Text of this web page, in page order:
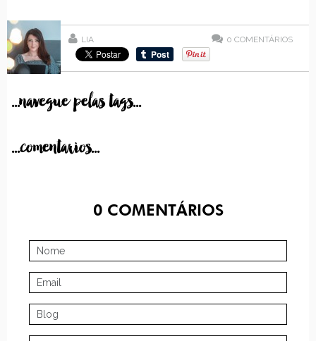
LIA 0 COMENTÁRIOS
...navegue pelas tags...
...comentarios...
0COMENTÁRIOS